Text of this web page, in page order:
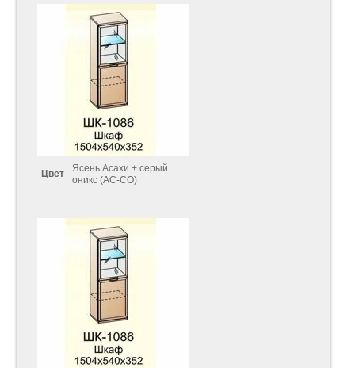
Цвет
Ясень Асахи + серый
оникс (АС-СО)